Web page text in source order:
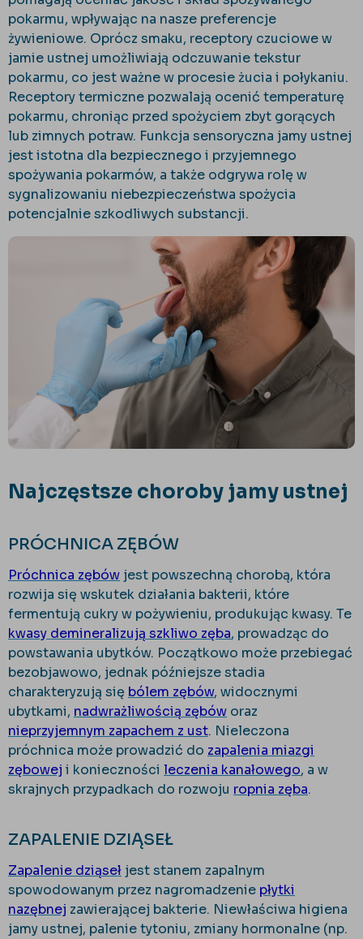
pokarmu, wpływając na nasze preferencje
żywieniowe. Oprócz smaku, receptory czuciowe w
jamie ustnej umożliwiają odczuwanie tekstur
pokarmu, co jest ważne w procesie żucia i połykaniu.
Receptory termiczne pozwalają ocenić temperaturę
pokarmu, chroniąc przed spożyciem zbyt gorących
lub zimnych potraw. Funkcja sensoryczna jamy ustnej
jest istotna dla bezpiecznego i przyjemnego
spożywania pokarmów, a także odgrywa rolę w
sygnalizowaniu niebezpieczeństwa spożycia
potencjalnie szkodliwych substancji.
Najczęstsze choroby jamy ustnej
PRÓCHNICA ZĘBÓW
Próchnica zębów jest powszechną chorobą, która
rozwija się wskutek działania bakterii, które
fermentują cukry w pożywieniu, produkując kwasy. Te
kwasy demineralizują szkliwo zęba, prowadząc do
powstawania ubytków. Początkowo może przebiegać
bezobjawowo, jednak późniejsze stadia
charakteryzują się bólem zębów, widocznymi
ubytkami, nadwrażliwością zębów oraz
nieprzyjemnym zapachem z ust. Nieleczona
próchnica może prowadzić do zapalenia miazgi
zębowej i konieczności leczenia kanałowego, a w
skrajnych przypadkach do rozwoju ropnia zęba.
ZAPALENIE DZIĄSEŁ
Zapalenie dziąseł jest stanem zapalnym
spowodowanym przez nagromadzenie płytki
nazębnej zawierającej bakterie. Niewłaściwa higiena
jamy ustnej, palenie tytoniu, zmiany hormonalne (np.